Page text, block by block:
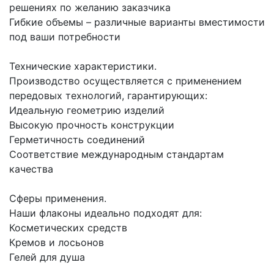
решениях по желанию заказчика
Гибкие объемы – различные варианты вместимости
под ваши потребности
Технические характеристики.
Производство осуществляется с применением
передовых технологий, гарантирующих:
Идеальную геометрию изделий
Высокую прочность конструкции
Герметичность соединений
Соответствие международным стандартам
качества
Сферы применения.
Наши флаконы идеально подходят для:
Косметических средств
Кремов и лосьонов
Гелей для душа